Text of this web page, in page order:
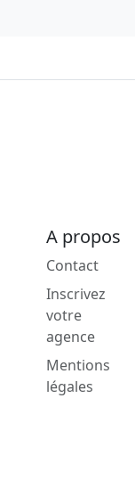
A propos
Contact
Inscrivez
votre
agence
Mentions
légales